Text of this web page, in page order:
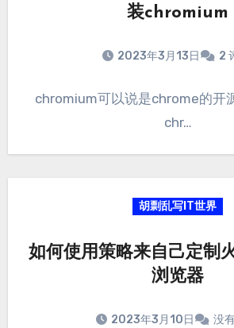
装chromium
2023年3月13日 2
chromium可以说是chrome的开
chr…
胡剽乱写IT世界
如何使用策略来自己定制
浏览器
2023年3月10日 没